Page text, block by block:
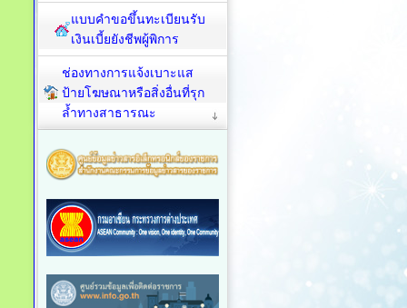
แบบคำขอขึ้นทะเบียนรับ
เงินเบี้ยยังชีพผู้พิการ
ช่องทางการแจ้งเบาะแส
ป้ายโฆษณาหรือสิ่งอื่นที่รุก
ล้ำทางสาธารณะ